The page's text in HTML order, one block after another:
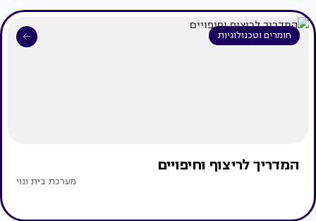
חומרים וטכנולוגיות
המדריך לריצוף וחיפויים
מערכת בית ונוי